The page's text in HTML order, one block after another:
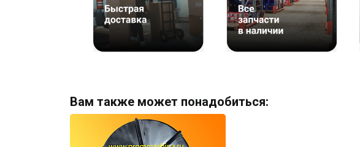
Вам также может понадобиться: